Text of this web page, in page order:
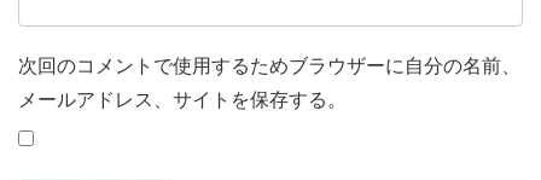
次回のコメントで使用するためブラウザーに自分の名前、
メールアドレス、サイトを保存する。